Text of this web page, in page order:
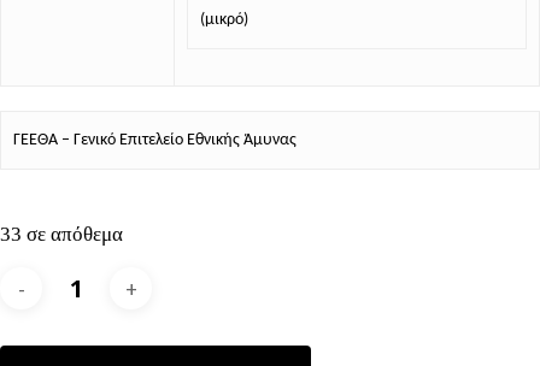
(μικρό)
ΓΕΕΘΑ – Γενικό Επιτελείο Εθνικής Άμυνας
33 σε απόθεμα